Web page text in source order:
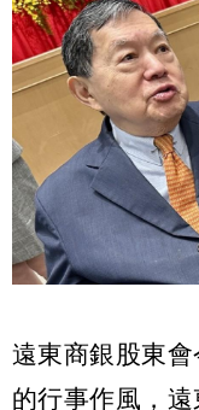
遠東商銀股東
的行事作風，遠